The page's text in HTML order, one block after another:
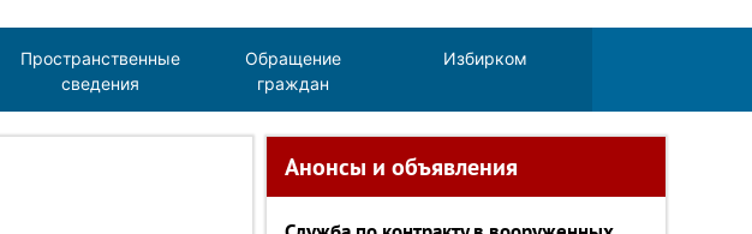
Пространственные
сведения
Обращение
граждан
Избирком
Анонсы и объявления